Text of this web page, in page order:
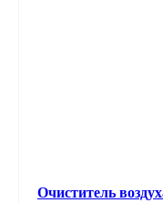
Очиститель